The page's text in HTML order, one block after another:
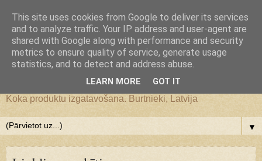
JS WoodMagic, koka lietu
darbnīca
Koka produktu izgatavošana. Burtnieki, Latvija
▼
This site uses cookies from Google to deliver its services
and to analyze traffic. Your IP address and user-agent are
shared with Google along with performance and security
metrics to ensure quality of service, generate usage
statistics, and to detect and address abuse.
LEARN MORE GOT IT